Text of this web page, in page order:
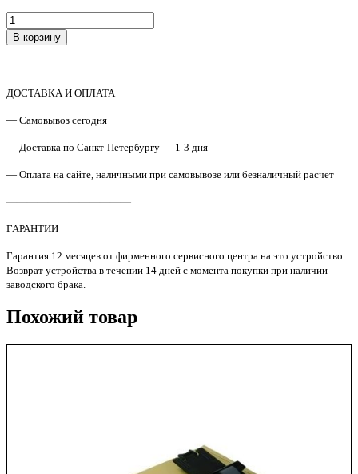
Количество
товара
RM2-
захвата
CLJ
M552/M577/M681
В корзину
ДОСТАВКА И ОПЛАТА
— Самовывоз сегодня
— Доставка по Санкт-Петербургу — 1-3 дня
— Оплата на сайте, наличными при самовывозе или безналичный расчет
————————————
ГАРАНТИИ
Гарантия 12 месяцев от фирменного сервисного центра на это устройство.
Возврат устройства в течении 14 дней с момента покупки при наличии
заводского брака.
Похожий товар